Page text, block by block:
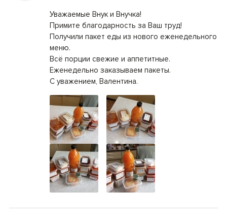
Уважаемые Внук и Внучка!
Примите благодарность за Ваш труд!
Получили пакет еды из нового еженедельного
меню.
Всё порции свежие и аппетитные.
Еженедельно заказываем пакеты.
С уважением, Валентина.